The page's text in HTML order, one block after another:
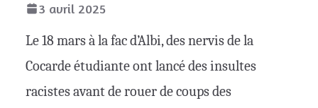
3 avril 2025
Le 18 mars à la fac d’Albi, des nervis de la
Cocarde étudiante ont lancé des insultes
racistes avant de rouer de coups des